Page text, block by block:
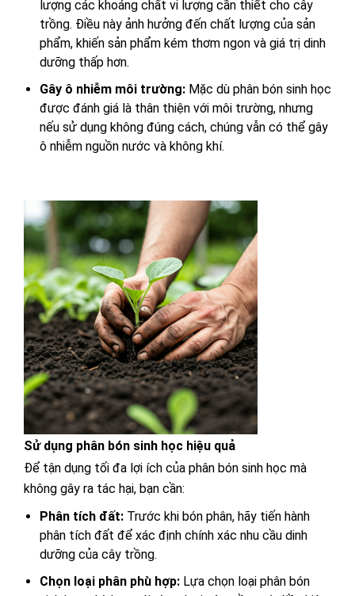
lượng các khoáng chất vi lượng cần thiết cho cây
trồng. Điều này ảnh hưởng đến chất lượng của sản
phẩm, khiến sản phẩm kém thơm ngon và giá trị dinh
dưỡng thấp hơn.
Gây ô nhiễm môi trường: Mặc dù phân bón sinh học
được đánh giá là thân thiện với môi trường, nhưng
nếu sử dụng không đúng cách, chúng vẫn có thể gây
ô nhiễm nguồn nước và không khí.
Sử dụng phân bón sinh học hiệu quả
Để tận dụng tối đa lợi ích của phân bón sinh học mà
không gây ra tác hại, bạn cần:
Phân tích đất: Trước khi bón phân, hãy tiến hành
phân tích đất để xác định chính xác nhu cầu dinh
dưỡng của cây trồng.
Chọn loại phân phù hợp: Lựa chọn loại phân bón